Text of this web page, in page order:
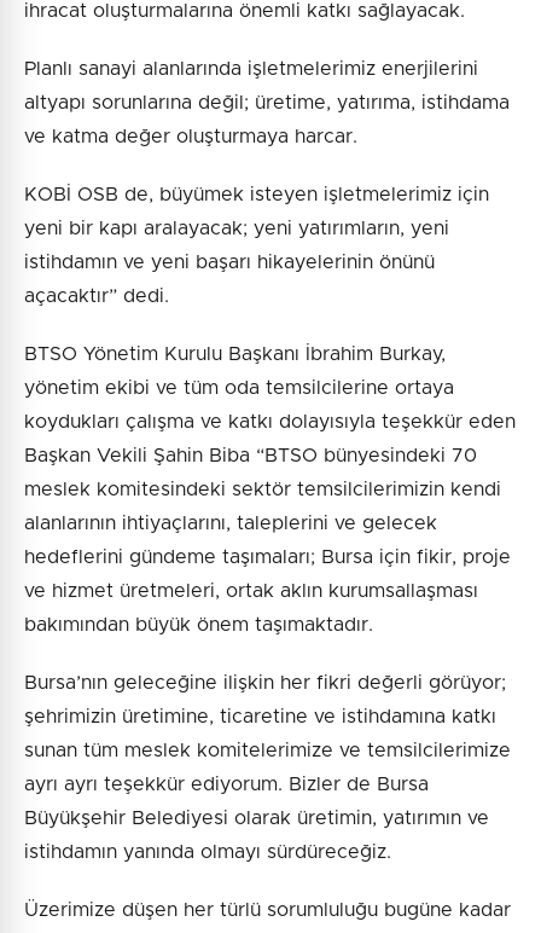
ihracat oluşturmalarına önemli katkı sağlayacak.
Planlı sanayi alanlarında işletmelerimiz enerjilerini
altyapı sorunlarına değil; üretime, yatırıma, istihdama
ve katma değer oluşturmaya harcar.
KOBİ OSB de, büyümek isteyen işletmelerimiz için
yeni bir kapı aralayacak; yeni yatırımların, yeni
istihdamın ve yeni başarı hikayelerinin önünü
açacaktır” dedi.
BTSO Yönetim Kurulu Başkanı İbrahim Burkay,
yönetim ekibi ve tüm oda temsilcilerine ortaya
koydukları çalışma ve katkı dolayısıyla teşekkür eden
Başkan Vekili Şahin Biba “BTSO bünyesindeki 70
meslek komitesindeki sektör temsilcilerimizin kendi
alanlarının ihtiyaçlarını, taleplerini ve gelecek
hedeflerini gündeme taşımaları; Bursa için fikir, proje
ve hizmet üretmeleri, ortak aklın kurumsallaşması
bakımından büyük önem taşımaktadır.
Bursa’nın geleceğine ilişkin her fikri değerli görüyor;
şehrimizin üretimine, ticaretine ve istihdamına katkı
sunan tüm meslek komitelerimize ve temsilcilerimize
ayrı ayrı teşekkür ediyorum. Bizler de Bursa
Büyükşehir Belediyesi olarak üretimin, yatırımın ve
istihdamın yanında olmayı sürdüreceğiz.
Üzerimize düşen her türlü sorumluluğu bugüne kadar